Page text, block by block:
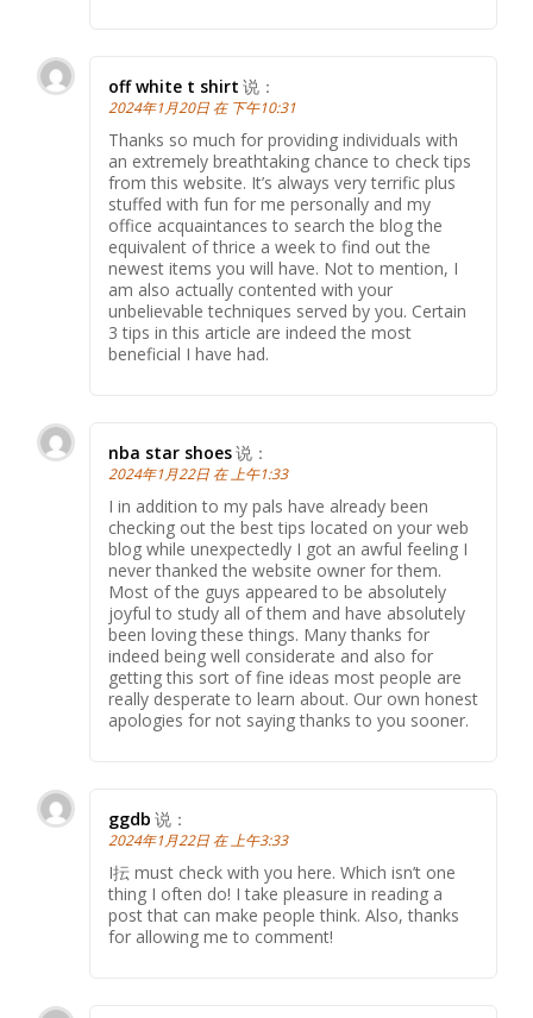
off white t shirt 说：
2024年1月20日 在 下午10:31
Thanks so much for providing individuals with
an extremely breathtaking chance to check tips
from this website. It’s always very terrific plus
stuffed with fun for me personally and my
office acquaintances to search the blog the
equivalent of thrice a week to find out the
newest items you will have. Not to mention, I
am also actually contented with your
unbelievable techniques served by you. Certain
3 tips in this article are indeed the most
beneficial I have had.
nba star shoes说：
2024年1月22日 在 上午1:33
I in addition to my pals have already been
checking out the best tips located on your web
blog while unexpectedly I got an awful feeling I
never thanked the website owner for them.
Most of the guys appeared to be absolutely
joyful to study all of them and have absolutely
been loving these things. Many thanks for
indeed being well considerate and also for
getting this sort of fine ideas most people are
really desperate to learn about. Our own honest
apologies for not saying thanks to you sooner.
ggdb 说：
2024年1月22日 在 上午3:33
I抎 must check with you here. Which isn’t one
thing I often do! I take pleasure in reading a
post that can make people think. Also, thanks
for allowing me to comment!